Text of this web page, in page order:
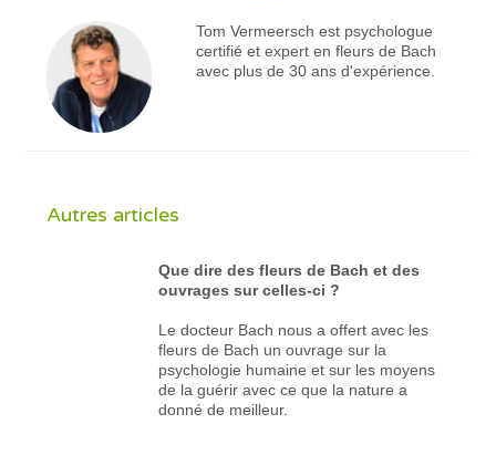
Tom Vermeersch est psychologue
certifié et expert en fleurs de Bach
avec plus de 30 ans d'expérience.
Autres articles
Que dire des fleurs de Bach et des
ouvrages sur celles-ci ?
Le docteur Bach nous a offert avec les
fleurs de Bach un ouvrage sur la
psychologie humaine et sur les moyens
de la guérir avec ce que la nature a
donné de meilleur.